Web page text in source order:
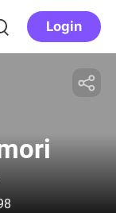
Login